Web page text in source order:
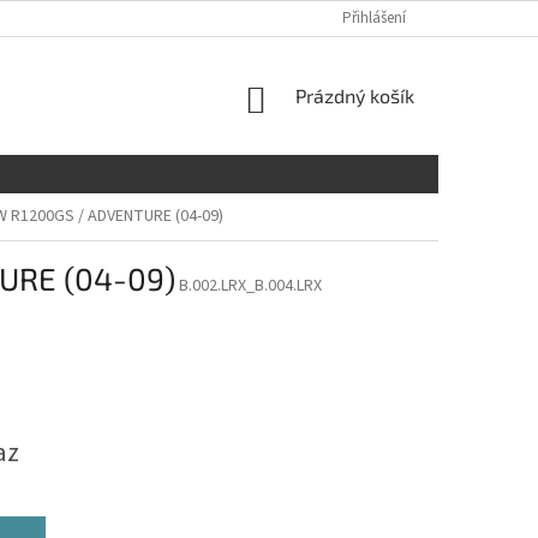
Přihlášení
NÁKUPNÍ
Prázdný košík
R1200GS / ADVENTURE (04-09)
(04-09) B.002.LRX_B.004.LRX